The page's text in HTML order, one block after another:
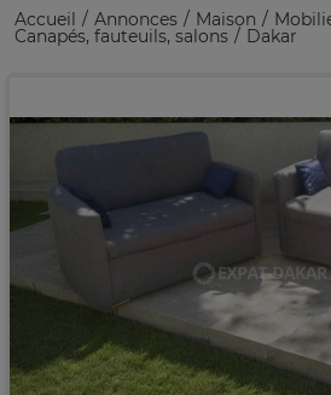
Accueil
Annonces Maison
Canapés, fauteuils, salons Dakar